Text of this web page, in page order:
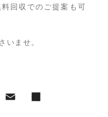
回収でのご提案も可
いませ。